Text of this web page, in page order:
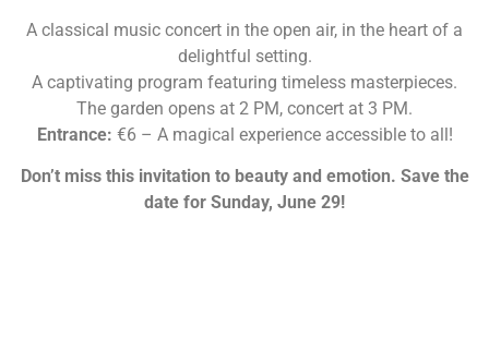
A classical music concert in the open air, in the heart of a
delightful setting.
A captivating program featuring timeless masterpieces.
The garden opens at 2 PM, concert at 3 PM.
Entrance: €6 – A magical experience accessible to all!
Don’t miss this invitation to beauty and emotion. Save the
date for Sunday, June 29!